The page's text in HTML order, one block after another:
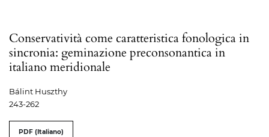
Conservatività come caratteristica fonologica in
sincronia: geminazione preconsonantica in
italiano meridionale
Bálint Huszthy
243-262
PDF (Italiano)